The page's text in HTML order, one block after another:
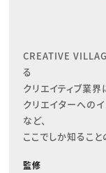
CREATIVE
る
クリエイティブ業界
クリエイターへの
など、
ここでしか知るこ
監修